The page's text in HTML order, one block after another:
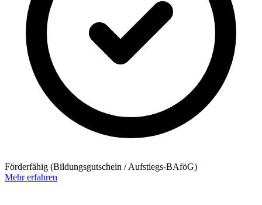
Förderfähig (Bildungsgutschein / Aufstiegs-BAföG)
Mehr erfahren